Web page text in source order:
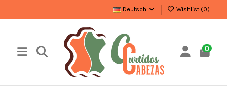
Deutsch Wishlist (0)
0